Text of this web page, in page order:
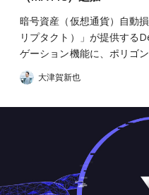
暗号資産（仮想通貨）自動
リプタクト）」が提供する
ゲーション機能に、ポリゴ
大津賀新也